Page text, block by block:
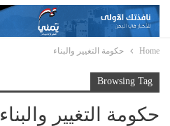
Home حكومة التغيير والبناء
Browsing Tag
حكومة التغيير والبناء